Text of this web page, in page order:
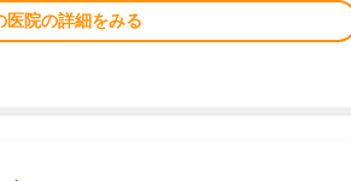
医院の詳細をみる